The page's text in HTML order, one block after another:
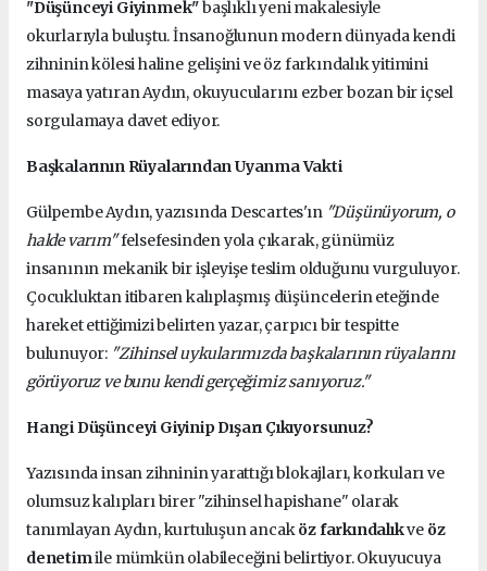
"Düşünceyi Giyinmek"başlıklı yeni makalesiyle
okurlarıyla buluştu. İnsanoğlunun modern dünyada kendi
zihninin kölesi haline gelişini ve öz farkındalık yitimini
masaya yatıran Aydın, okuyucularını ezber bozan bir içsel
sorgulamaya davet ediyor.
Başkalarının Rüyalarından Uyanma Vakti
Gülpembe Aydın, yazısında Descartes'ın "Düşünüyorum, o
halde varım"felsefesinden yola çıkarak, günümüz
insanının mekanik bir işleyişe teslim olduğunu vurguluyor.
Çocukluktan itibaren kalıplaşmış düşüncelerin eteğinde
hareket ettiğimizi belirten yazar, çarpıcı bir tespitte
bulunuyor: "Zihinsel uykularımızda başkalarının rüyalarını
görüyoruz ve bunu kendi gerçeğimiz sanıyoruz."
Hangi Düşünceyi Giyinip Dışarı Çıkıyorsunuz?
Yazısında insan zihninin yarattığı blokajları, korkuları ve
olumsuz kalıpları birer "zihinsel hapishane" olarak
tanımlayan Aydın, kurtuluşun ancaköz farkındalıkve öz
denetimile mümkün olabileceğini belirtiyor. Okuyucuya